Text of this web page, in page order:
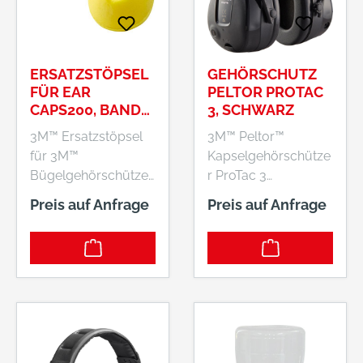
3m.premiumcustom
er.dach@mmm.com
ERSATZSTÖPSEL
FÜR EAR
CAPS200, BAND
U. FLEXICAP
3M™ Ersatzstöpsel
für 3M™
Bügelgehörschützer
E-A-RCaps™ 200, E-
A-RFlexicap™, E-A-
Rband ™
Eigenschaften: •
zu waschen und zu
reinigen • Weiche
Preis auf Anfrage
GEHÖRSCHUTZ
PELTOR PROTAC
3, SCHWARZ
3M™ Peltor™
Kapselgehörschütze
r ProTac 3
Eigenschaften: •
Aktiver Gehörschutz
für gehobene
Ansprüche • Die
Außengeräusche
Preis auf Anfrage